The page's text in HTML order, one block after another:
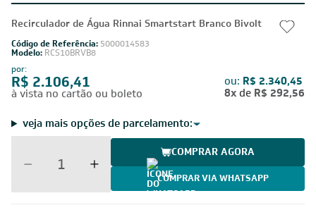
Recirculador de Água Rinnai Smartstart Branco Bivolt
Código de Referência: 5000014583
Modelo: RCS10BRVB8
por:
R$ 2.106,41
à vista no cartão ou boleto
ou: R$ 2.340,45
8x de R$ 292,56
veja mais opções de parcelamento:
COMPRAR AGORA
COMPRAR VIA WHATSAPP